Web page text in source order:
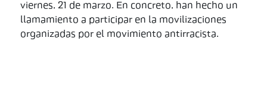
viernes, 21 de marzo. En concreto, han hecho un
llamamiento a participar en la movilizaciones
organizadas por el movimiento antirracista.